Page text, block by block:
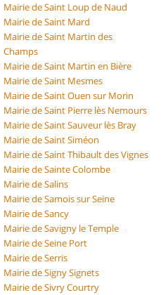
Mairie de Saint Loup de Naud
Mairie de Saint Mard
Mairie de Saint Martin des
Champs
Mairie de Saint Martin en Bière
Mairie de Saint Mesmes
Mairie de Saint Ouen sur Morin
Mairie de Saint Pierre lès Nemours
Mairie de Saint Sauveur lès Bray
Mairie de Saint Siméon
Mairie de Saint Thibault des Vignes
Mairie de Sainte Colombe
Mairie de Salins
Mairie de Samois sur Seine
Mairie de Sancy
Mairie de Savigny le Temple
Mairie de Seine Port
Mairie de Serris
Mairie de Signy Signets
Mairie de Sivry Courtry